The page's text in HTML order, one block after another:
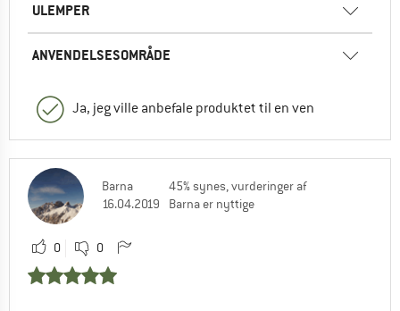
ULEMPER
ANVENDELSESOMRÅDE
Ja, jeg ville anbefale produktet til en ven
Barna
16.04.2019
45% synes, vurderinger af
Barna er nyttige
0 0